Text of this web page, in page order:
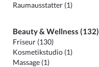
Raumausstatter (1)
Beauty & Wellness (132)
Friseur (130)
Kosmetikstudio (1)
Massage (1)